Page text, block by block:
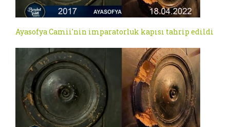
Ayasofya Camii'nin imparatorluk kapısı tahrip edildi